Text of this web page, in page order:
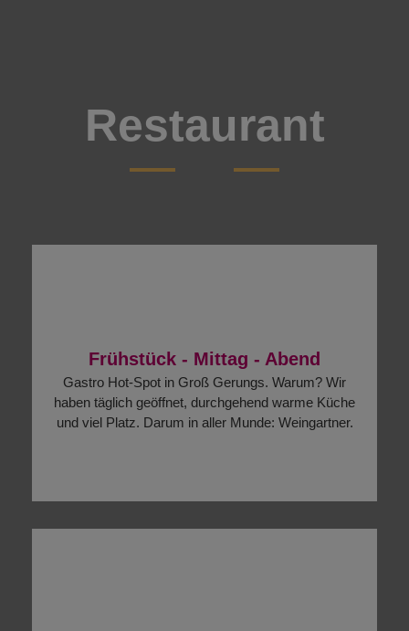
Restaurant
Frühstück - Mittag - Abend
Gastro Hot-Spot in Groß Gerungs. Warum? Wir
haben täglich geöffnet, durchgehend warme Küche
und viel Platz. Darum in aller Munde: Weingartner.